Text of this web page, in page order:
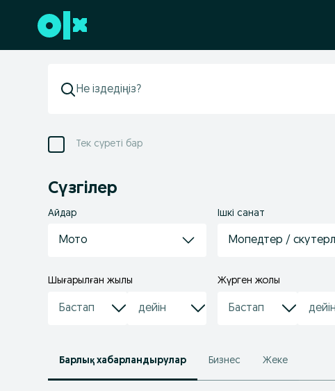
Төменгі деректемеге өту
Тек суреті бар
Сүзгілер
Айдар
Мото
Ішкі санат
Мопедтер /
Шығарылған жылы Жүрген жолы
Барлық хабарландырулар Бизнес Жеке